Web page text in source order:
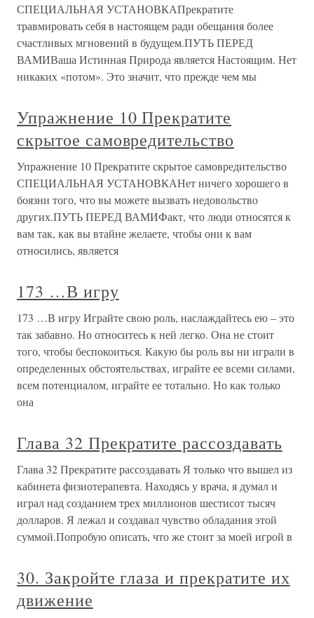
СПЕЦИАЛЬНАЯ УСТАНОВКАПрекратите
травмировать себя в настоящем ради обещания более
счастливых мгновений в будущем.ПУТЬ ПЕРЕД
ВАМИВаша Истинная Природа является Настоящим. Нет
никаких «потом». Это значит, что прежде чем мы
Упражнение 10 Прекратите
скрытое самовредительство
Упражнение 10 Прекратите скрытое самовредительство
СПЕЦИАЛЬНАЯ УСТАНОВКАНет ничего хорошего в
боязни того, что вы можете вызвать недовольство
других.ПУТЬ ПЕРЕД ВАМИФакт, что люди относятся к
вам так, как вы втайне желаете, чтобы они к вам
относились, является
173 …В игру
173 …В игру Играйте свою роль, наслаждайтесь ею – это
так забавно. Но относитесь к ней легко. Она не стоит
того, чтобы беспокоиться. Какую бы роль вы ни играли в
определенных обстоятельствах, играйте ее всеми силами,
всем потенциалом, играйте ее тотально. Но как только
она
Глава 32 Прекратите рассоздавать
Глава 32 Прекратите рассоздавать Я только что вышел из
кабинета физиотерапевта. Находясь у врача, я думал и
играл над созданием трех миллионов шестисот тысяч
долларов. Я лежал и создавал чувство обладания этой
суммой.Попробую описать, что же стоит за моей игрой в
30. Закройте глаза и прекратите их
движение